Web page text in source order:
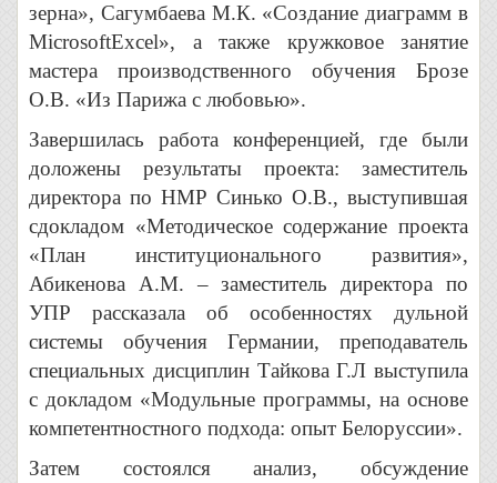
зерна», Сагумбаева М.К. «Создание диаграмм в
MicrosoftExcel», а также кружковое занятие
мастера производственного обучения Брозе
О.В. «Из Парижа с любовью».
Завершилась работа конференцией, где были
доложены результаты проекта: заместитель
директора по НМР Синько О.В., выступившая
сдокладом «Методическое содержание проекта
«План институционального развития»,
Абикенова А.М. – заместитель директора по
УПР рассказала об особенностях дульной
системы обучения Германии, преподаватель
специальных дисциплин Тайкова Г.Л выступила
с докладом «Модульные программы, на основе
компетентностного подхода: опыт Белоруссии».
Затем состоялся анализ, обсуждение